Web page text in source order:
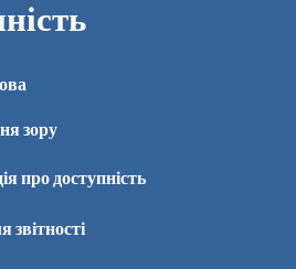
зору
про доступність
звітності